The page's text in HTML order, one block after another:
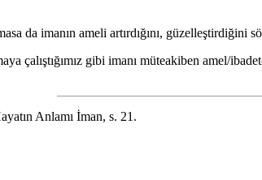
da imanın ameli artırdığını, güzelleştirdiğini
çalıştığımız gibi imanı müteakiben amel/
Anlamı İman, s. 21.